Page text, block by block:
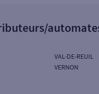
VAL-DE-REUIL
VERNON